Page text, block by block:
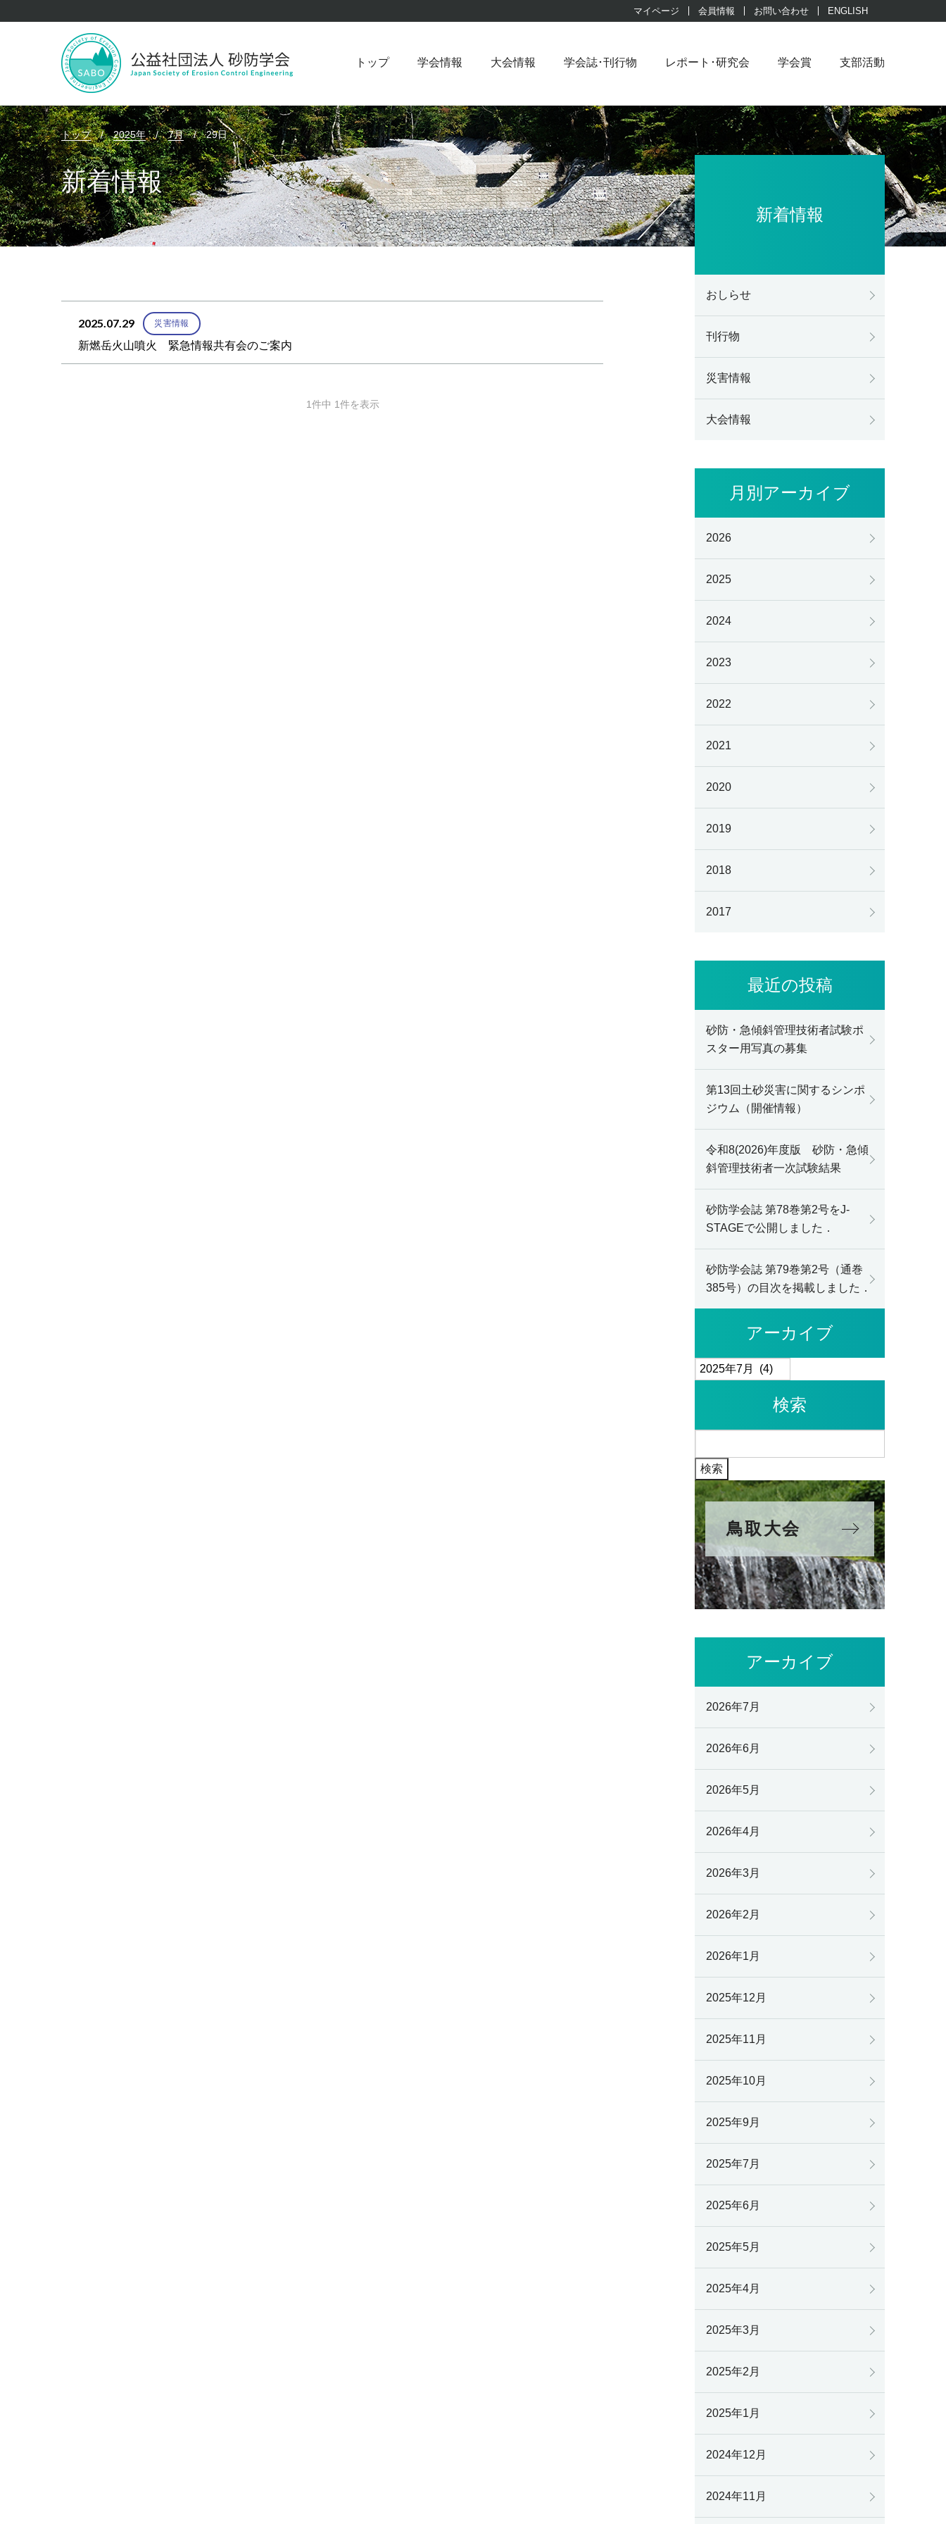
マイページ 会員情報 お問い合わせ ENGLISH
トップ 学会情報 大会情報 学会誌･刊行物 レポート･研究会 学会賞 支部活動
新着情報
トップ / 2025年 / 7月 / 29日
2025.07.29 災害情報
新燃岳火山噴火 緊急情報共有会のご案内
1件中 1件を表示
新着情報
おしらせ
刊行物
災害情報
大会情報
月別アーカイブ
2026
2025
2024
2023
2022
2021
2020
2019
2018
2017
最近の投稿
砂防・急傾斜管理技術者試験ポ
スター用写真の募集
第13回土砂災害に関するシンポ
ジウム（開催情報）
令和8(2026)年度版 砂防・急傾
斜管理技術者一次試験結果
砂防学会誌 第78巻第2号をJ-
STAGEで公開しました．
砂防学会誌 第79巻第2号（通巻
385号）の目次を掲載しました．
アーカイブ
ア
ー
検索
索:
鳥取大会
アーカイブ
2026年7月
2026年6月
2026年5月
2026年4月
2026年3月
2026年2月
2026年1月
2025年12月
2025年11月
2025年10月
2025年9月
2025年7月
2025年6月
2025年5月
2025年4月
2025年3月
2025年2月
2025年1月
2024年12月
2024年11月